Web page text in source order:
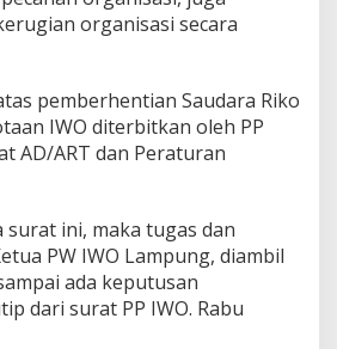
organisasi secara
pemberhentian Saudara Riko
IWO diterbitkan oleh PP
AD/ART dan Peraturan
surat ini, maka tugas dan
PW IWO Lampung, diambil
ada keputusan
dari surat PP IWO. Rabu